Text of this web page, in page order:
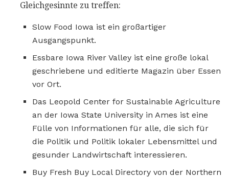
Gleichgesinnte zu treffen:
Slow Food Iowa ist ein großartiger
Ausgangspunkt.
Essbare Iowa River Valley ist eine große lokal
geschriebene und editierte Magazin über Essen
vor Ort.
Das Leopold Center for Sustainable Agriculture
an der Iowa State University in Ames ist eine
Fülle von Informationen für alle, die sich für
die Politik und Politik lokaler Lebensmittel und
gesunder Landwirtschaft interessieren.
Buy Fresh Buy Local Directory von der Northern